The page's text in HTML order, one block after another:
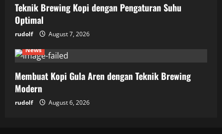
Teknik Brewing Kopi dengan Pengaturan Suhu
Optimal
rudolf
August 7, 2026
News
Membuat Kopi Gula Aren dengan Teknik Brewing
Modern
rudolf August 6, 2026